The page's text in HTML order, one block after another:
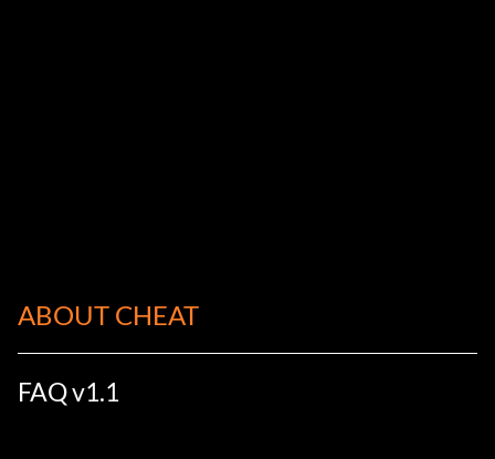
ABOUT CHEAT
FAQ v1.1